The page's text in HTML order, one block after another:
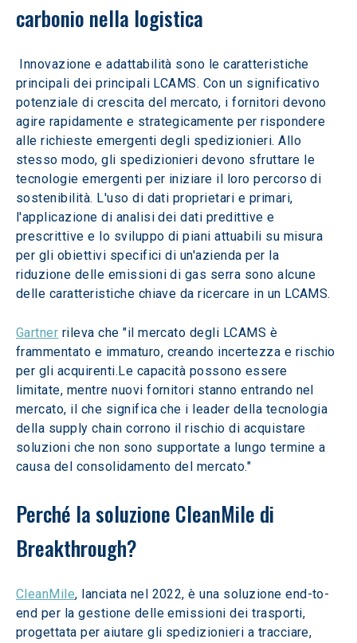
carbonio nella logistica
principali dei principali LCAMS. Con un significativo
potenziale di crescita del mercato, i fornitori devono
agire rapidamente e strategicamente per rispondere
alle richieste emergenti degli spedizionieri. Allo
stesso modo, gli spedizionieri devono sfruttare le
tecnologie emergenti per iniziare il loro percorso di
sostenibilità. L'uso di dati proprietari e primari,
l'applicazione di analisi dei dati predittive e
prescrittive e lo sviluppo di piani attuabili su misura
per gli obiettivi specifici di un'azienda per la
riduzione delle emissioni di gas serra sono alcune
delle caratteristiche chiave da ricercare in un LCAMS.
Gartner rileva che "il mercato degli LCAMS è
frammentato e immaturo, creando incertezza e rischio
per gli acquirenti.Le capacità possono essere
limitate, mentre nuovi fornitori stanno entrando nel
mercato, il che significa che i leader della tecnologia
della supply chain corrono il rischio di acquistare
soluzioni che non sono supportate a lungo termine a
causa del consolidamento del mercato."
Perché la soluzione CleanMile di
Breakthrough?
CleanMile, lanciata nel 2022, è una soluzione end-to-
end per la gestione delle emissioni dei trasporti,
progettata per aiutare gli spedizionieri a tracciare,